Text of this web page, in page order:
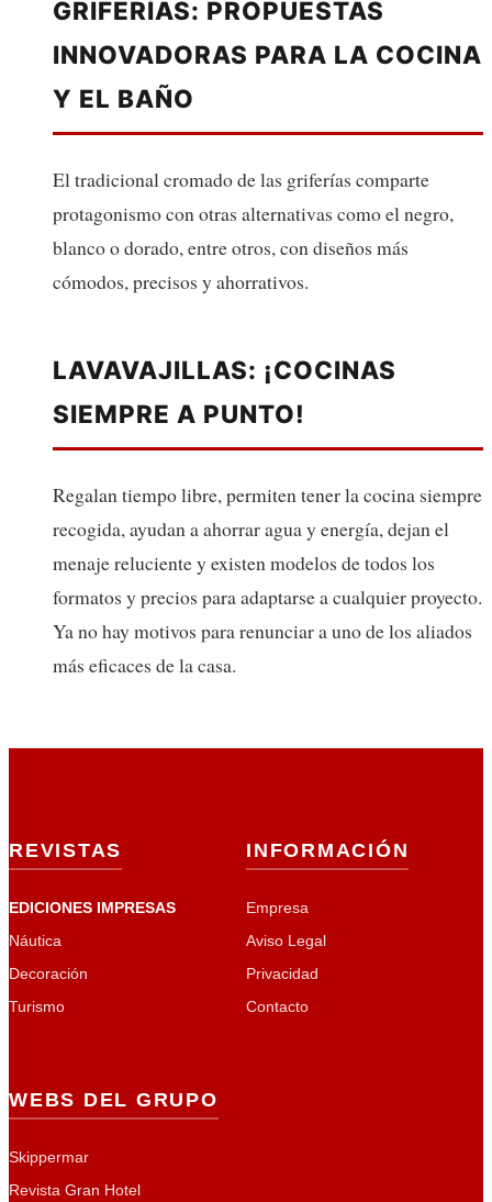
GRIFERÍAS: PROPUESTAS
INNOVADORAS PARA LA COCINA
Y EL BAÑO
El tradicional cromado de las griferías comparte
protagonismo con otras alternativas como el negro,
blanco o dorado, entre otros, con diseños más
cómodos, precisos y ahorrativos.
LAVAVAJILLAS: ¡COCINAS
SIEMPRE A PUNTO!
Regalan tiempo libre, permiten tener la cocina siempre
recogida, ayudan a ahorrar agua y energía, dejan el
menaje reluciente y existen modelos de todos los
formatos y precios para adaptarse a cualquier proyecto.
Ya no hay motivos para renunciar a uno de los aliados
más eficaces de la casa.
REVISTAS
EDICIONES IMPRESAS
Náutica
Decoración
Turismo
INFORMACIÓN
Empresa
Aviso Legal
Privacidad
Contacto
WEBS DEL GRUPO
Skippermar
Revista Gran Hotel